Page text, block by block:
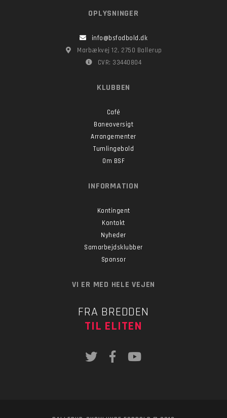
OPLYSNINGER
info@bsfodbold.dk
Marbækvej 12, 2750 Ballerup
CVR: 33440804
KLUBBEN
Café
Baneoversigt
Arrangementer
Tumlingebold
Om BSF
INFORMATION
Kontingent
Kontakt
Nyheder
Samarbejdsklubber
Sponsor
VI ER MED HELE VEJEN
FRA BREDDEN
TIL ELITEN